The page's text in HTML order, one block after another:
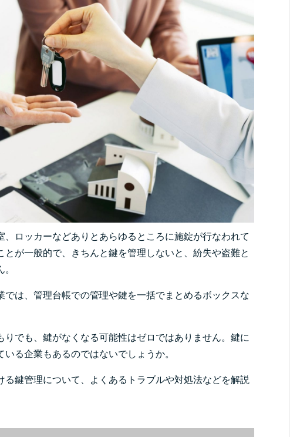
ロッカーなどありとあらゆるところに施錠が行なわれて
が一般的で、きちんと鍵を管理しないと、紛失や盗難と
では、管理台帳での管理や鍵を一括でまとめるボックスな
りでも、鍵がなくなる可能性はゼロではありません。鍵に
る企業もあるのではないでしょうか。
鍵管理について、よくあるトラブルや対処法などを解説